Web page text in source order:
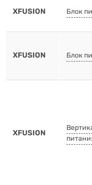
XFUSION Блок
XFUSION Блок
XFUSION